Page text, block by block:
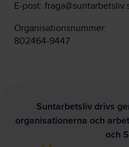
E-post:
Organisationsnummer:
802464-9447
Suntarbetsliv drivs
organisationerna och
och